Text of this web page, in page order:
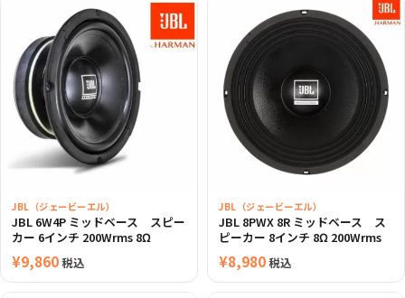
JBL（ジェービーエル）
JBL 6W4P ミッドベース スピー
カー 6インチ 200Wrms 8Ω
¥9,860税込
JBL（ジェービーエル）
JBL 8PWX 8R ミッドベース ス
ピーカー 8インチ 8Ω 200Wrms
¥8,980税込